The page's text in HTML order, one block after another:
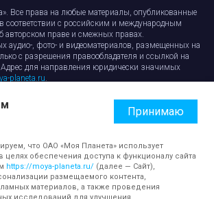
Все права на любые материалы, опубликованные
соответствии с российским и международным
авторском праве и смежных правах.
аудио-, фото- и видеоматериалов, размещенных на
с разрешения правообладателя и ссылкой на
Адрес для направления юридически значимых
planeta.ru.
с cookie-файлами
данных
Обработка персональных данных
Принимаю
что ОАО «Моя Планета» использует
целях обеспечения доступа к функционалу сайта
https://moya-planeta.ru/ (далее — Сайт),
размещаемого контента,
материалов, а также проведения